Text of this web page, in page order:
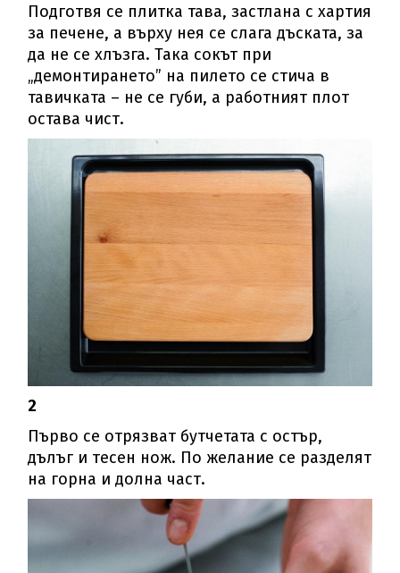
Подготвя се плитка тава, застлана с хартия
за печене, а върху нея се слага дъската, за
да не се хлъзга. Така сокът при
„демонтирането” на пилето се стича в
тавичката – не се губи, а работният плот
остава чист.
2
Първо се отрязват бутчетата с остър,
дълъг и тесен нож. По желание се разделят
на горна и долна част.